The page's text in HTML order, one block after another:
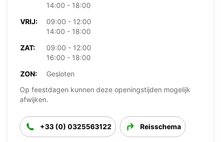
14:00 - 18:00
VRIJ:
09:00 - 12:00
14:00 - 18:00
ZAT:
09:00 - 12:00
16:00 - 18:00
ZON:
Gesloten
Op feestdagen kunnen deze openingstijden mogelijk
afwijken.
+33 (0) 0325563122 Reisschema